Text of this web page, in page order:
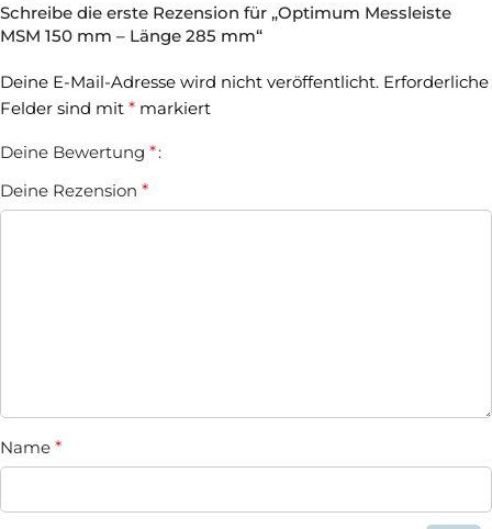
Schreibe die erste Rezension für „Optimum Messleiste
MSM 150 mm – Länge 285 mm“
Deine E-Mail-Adresse wird nicht veröffentlicht. Erforderliche
Felder sind mit * markiert
Deine Bewertung *
Deine Rezension *
Name *